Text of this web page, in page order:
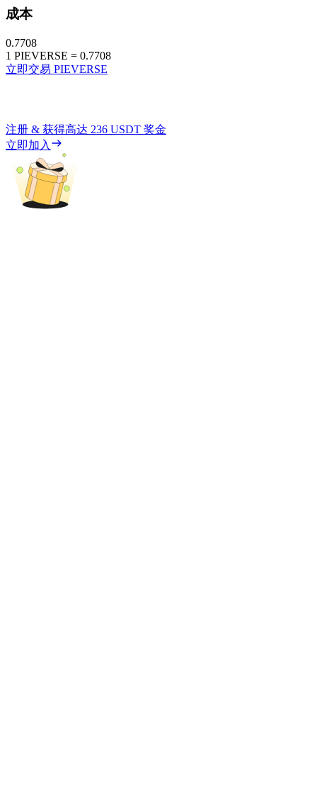
成本
0.7708
1 PIEVERSE = 0.7708
立即交易 PIEVERSE
注册 & 获得高达 236 USDT 奖金
立即加入